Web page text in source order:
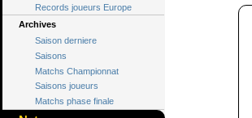
Records joueurs Europe
Archives
Saison derniere
Saisons
Matchs Championnat
Saisons joueurs
Matchs phase finale